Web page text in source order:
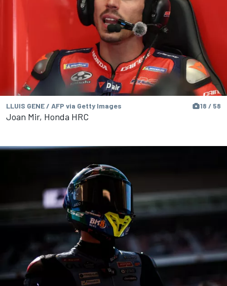
LLUIS GENE / AFP via Getty Images 18 / 58
Joan Mir, Honda HRC